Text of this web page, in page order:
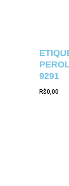
9291
R$0,00